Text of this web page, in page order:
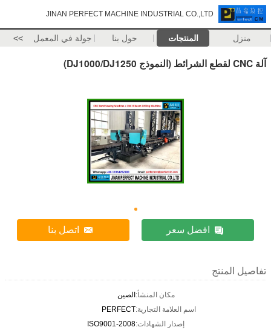
JINAN PERFECT MACHINE INDUSTRIAL CO.,LTD
منزل المنتجات حول بنا جولة في المعمل >>
آلة CNC لقطع الشرائط (النموذج DJ1000/DJ1250)
افضل سعر اتصل بنا
تفاصيل المنتج
مكان المنشأ:الصين
اسم العلامة التجارية:PERFECT
إصدار الشهادات:ISO9001-2008